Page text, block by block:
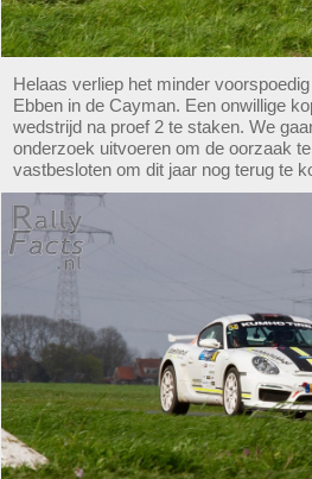
Helaas verliep het minder
Ebben in de Cayman. Een onwillige
wedstrijd na proef 2 te staken. We
onderzoek uitvoeren om de oorzaak
vastbesloten om dit jaar nog terug te